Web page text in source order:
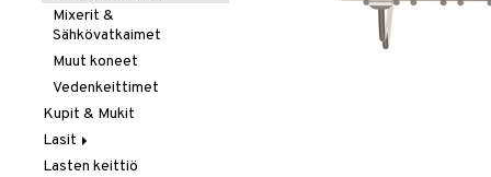
Mixerit &
Sähkövatkaimet
Muut koneet
Vedenkeittimet
Kupit & Mukit
Lasit
Juoma- & Cocktailasit
Lasten keittiö